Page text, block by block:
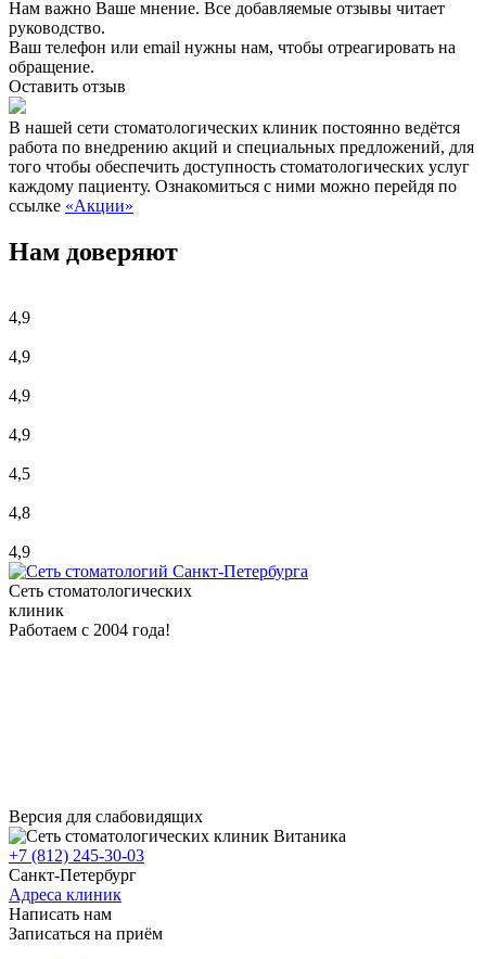
Нам важно Ваше мнение. Все добавляемые отзывы читает
руководство.
Ваш телефон или email нужны нам, чтобы отреагировать на
обращение.
Оставить отзыв
В нашей сети стоматологических клиник постоянно ведётся
работа по внедрению акций и специальных предложений, для
того чтобы обеспечить доступность стоматологических услуг
каждому пациенту. Ознакомиться с ними можно перейдя по
ссылке «Акции»
Нам доверяют
4,9
4,9
4,9
4,9
4,5
4,8
4,9
Сеть стоматологических
клиник
Работаем с 2004 года!
Версия для слабовидящих
+7 (812) 245-30-03
Санкт-Петербург
Адреса клиник
Написать нам
Записаться на приём